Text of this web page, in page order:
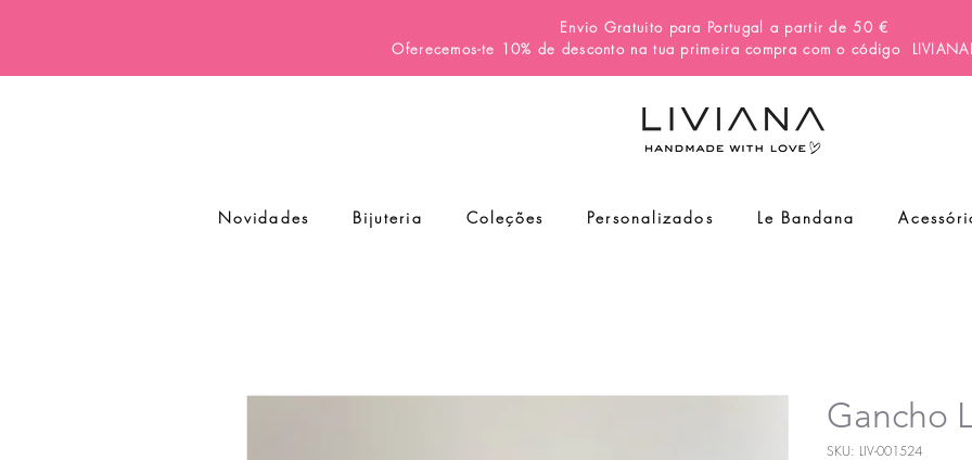
Envio Gratuito para Portugal a partir de 50 €
Oferecemos-te 10% de desconto na tua primeira compra com o código
Novidades Bijuteria Coleções Personalizados Le Bandana
Gancho
SKU: LIV-001524